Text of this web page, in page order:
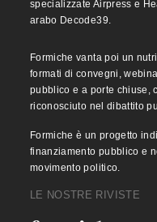
specializzate Airpress e
arabo Decode39.
Formiche vanta poi un
formati di convegni,
pubblico e a porte chiuse,
riconosciuto nel dibattito
Formiche è un progetto
finanziamento pubblico e
movimento politico.
LE NOSTRE RIVISTE